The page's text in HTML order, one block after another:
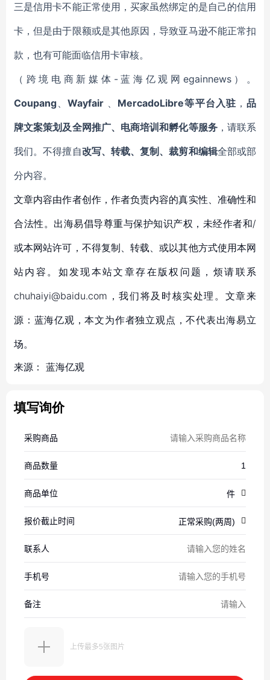
三是信用卡不能正常使用，买家虽然绑定的是自己的信用
卡，但是由于限额或是其他原因，导致亚马逊不能正常扣
款，也有可能面临信用卡审核。
（跨境电商新媒体-蓝海亿观网egainnews）。
Coupang、Wayfair 、 MercadoLibre等平台入驻 ，品
牌文案策划及全网推广、电商培训和孵化等服务，请联系
我们。不得擅自改写、转载、复制、裁剪和编辑全部或部
分内容。
文章内容由作者创作，作者负责内容的真实性、准确性和
合法性。出海易倡导尊重与保护知识产权，未经作者和/
或本网站许可，不得复制、转载、或以其他方式使用本网
站内容。如发现本站文章存在版权问题，烦请联系
chuhaiyi@baidu.com，我们将及时核实处理。文章来
源：蓝海亿观，本文为作者独立观点，不代表出海易立
场。
来源： 蓝海亿观
填写询价